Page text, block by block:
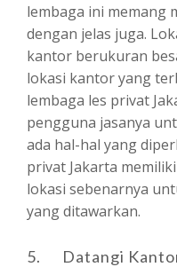
lembaga ini memang
dengan jelas juga.
kantor berukuran
lokasi kantor yang
lembaga les privat
pengguna jasanya
ada hal-hal yang
privat Jakarta
lokasi sebenarnya
yang ditawarkan.
5. Datangi Kantor